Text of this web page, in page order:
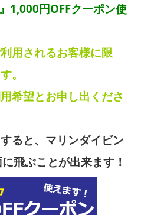
1,000円OFFクーポン使
用されるお客様に限
。
希望とお申し出くださ
ると、マリンダイビン
飛ぶことが出来ます！